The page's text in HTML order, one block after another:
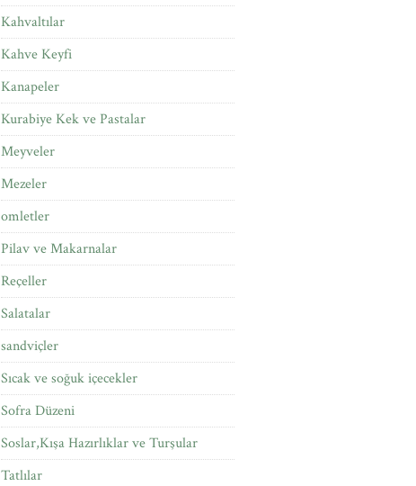
Kahvaltılar
Kahve Keyfi
Kanapeler
Kurabiye Kek ve Pastalar
Meyveler
Mezeler
omletler
Pilav ve Makarnalar
Reçeller
Salatalar
sandviçler
Sıcak ve soğuk içecekler
Sofra Düzeni
Soslar,Kışa Hazırlıklar ve Turşular
Tatlılar